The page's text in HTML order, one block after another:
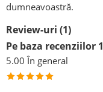
dumneavoastră.
Review-uri (1)
Pe baza recenziilor 1
5.00 În general